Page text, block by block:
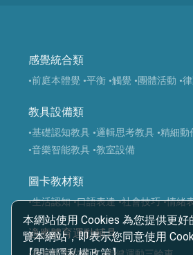
本網站使用 Cookies 為您提供更好
覽本網站，即表示您同意使用
感覺統合類
•前庭本體覺 •平衡 •觸覺 •團體活動 •
教具設備類
•基礎認知教具 •邏輯思考教具 •精細動
•音樂智能教具 •教室設備
圖卡教材類
•生活認知 •口語表達 •社會技巧 •情緒
適應體育運動輔具